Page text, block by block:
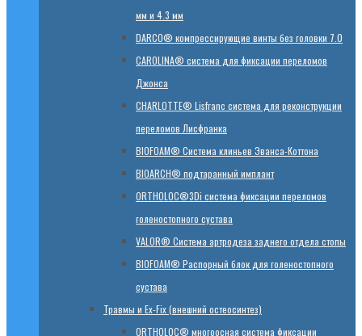
мм и 4.3 мм
DARCO® компрессирующие винты без головки 7.0
CAROLINA® система для фиксации переломов
Джонса
CHARLOTTE® Lisfranc система для реконструкции
переломов Лисфранка
BIOFOAM® Система клиньев Эванса-Коттона
BIOARCH® подтаранный имплант
ORTHOLOC®3Di система фиксации переломов
голеностопного сустава
VALOR® Система артродеза заднего отдела стопы
BIOFOAM® Распорный блок для голеностопного
сустава
Травмы и Ex-Fix (внешний остеосинтез)
ORTHOLOC® многоосная система фиксации